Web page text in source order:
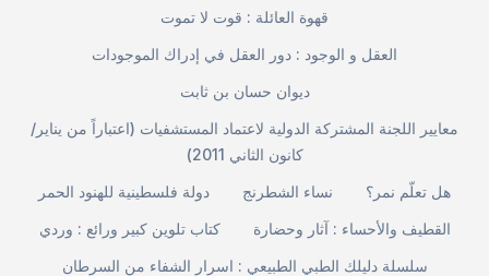
قهوة العائلة : قوت لا تموت
العقل و الوجود : دور العقل في إدراك الموجودات
ديوان حسان بن ثابت
معايير اللجنة المشتركة الدولية لاعتماد المستشفيات (اعتباراً من يناير/
كانون الثاني 2011)
دولة فلسطينية للهنود الحمر
نساء الشطرنج
هل تعلّم نمر؟
كتاب تلوين كبير ورائع : وردي
القطيف والأحساء : آثار وحضارة
سلسلة دليلك الطبي الطبيعي : اسرار الشفاء من السرطان